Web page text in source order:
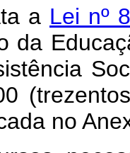
a Lei nº
da
no